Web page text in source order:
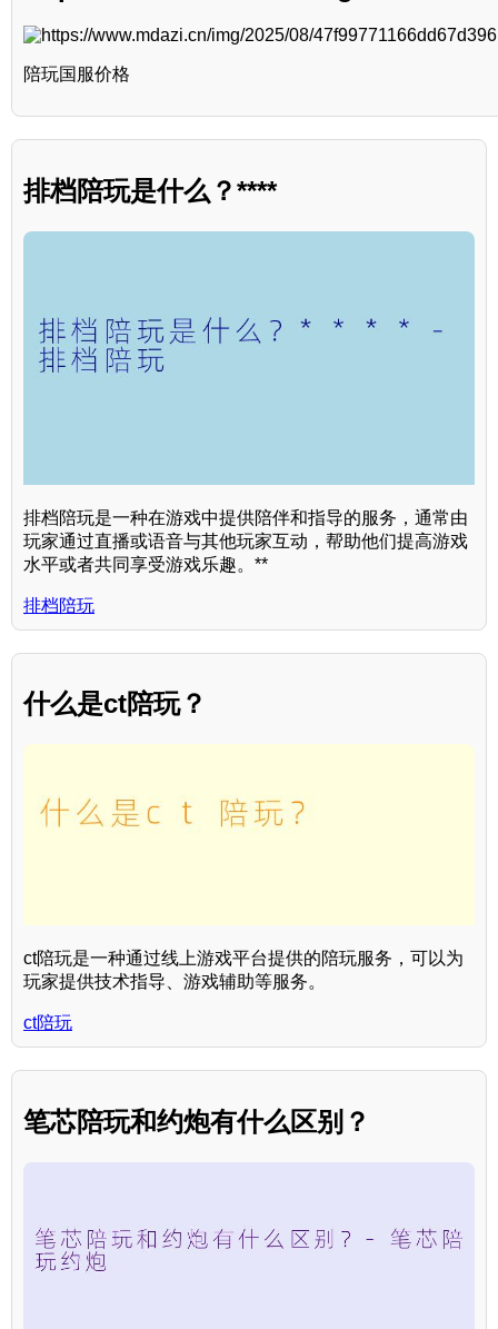
陪玩国服价格
排档陪玩是什么？****
排档陪玩是一种在游戏中提供陪伴和指导的服务，通常由
玩家通过直播或语音与其他玩家互动，帮助他们提高游戏
水平或者共同享受游戏乐趣。**
排档陪玩
什么是ct陪玩？
ct陪玩是一种通过线上游戏平台提供的陪玩服务，可以为
玩家提供技术指导、游戏辅助等服务。
ct陪玩
笔芯陪玩和约炮有什么区别？